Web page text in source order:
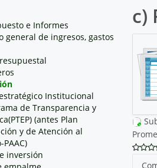
e Informes
general de ingresos, gastos
Institucional
de Transparencia y
(antes Plan
y de Atención al
inversión
c)